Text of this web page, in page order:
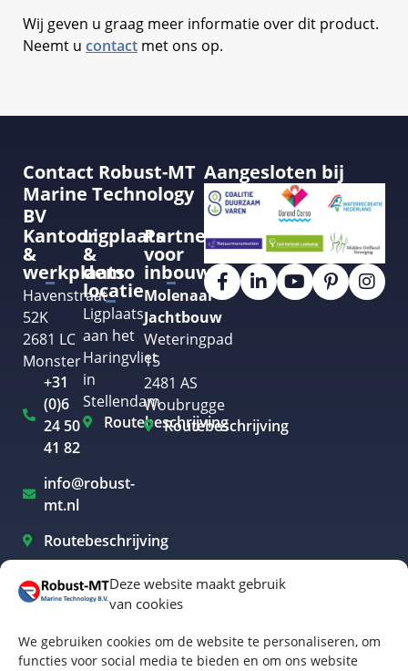
Deze website maakt gebruik
van cookies
We gebruiken cookies om de website te personaliseren, om
functies voor social media te bieden en om ons website
Wij geven u graag meer informatie over dit product.
Neemt u contact met ons op.
Contact Robust-MT
Marine Technology
BV
Kantoor
&
werkplaats
Havenstraat
52K
2681 LC
Monster
+31
(0)6
24 50
41 82
info@robust-
mt.nl
Routebeschrijving
Ligplaats
&
demo
locatie
Ligplaats
aan het
Haringvliet
in
Stellendam
Routebeschrijving
Partner
voor
inbouw
Molenaar
Jachtbouw
Weteringpad
15
2481 AS
Woubrugge
Routebeschrijving
Aangesloten bij
Elektrisch varen Westland
Elektrisch varen Rotterdam